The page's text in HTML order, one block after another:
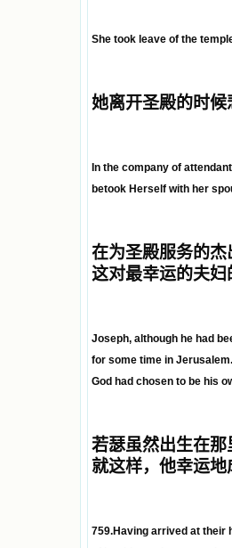
She took leave of the
她离开圣殿的时候
In the company of
betook Herself with her
在为圣殿服务的
这对最幸运的夫妇
Joseph, although he had
for some time in
God had chosen to be his
若瑟虽然出生在
就这样，他幸运
759.Having arrived at their